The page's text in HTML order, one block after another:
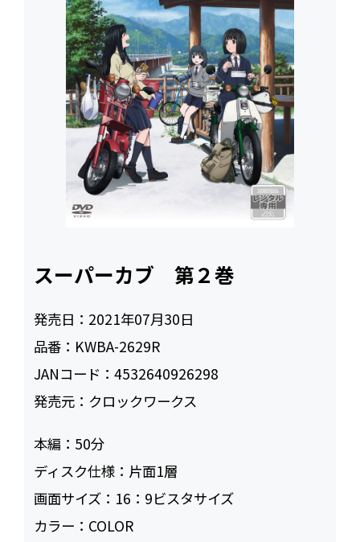
スーパーカブ 第２巻
発売日： 2021年07月30日
品番： KWBA-2629R
JANコード：4532640926298
発売元： クロックワークス
本編： 50
ディスク仕様： 片面1層
画面サイズ： 16：9ビスタサイズ
カラー： COLOR